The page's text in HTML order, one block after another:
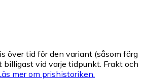
över tid för den variant (såsom färg
billigast vid varje tidpunkt. Frakt och
mer om prishistoriken.